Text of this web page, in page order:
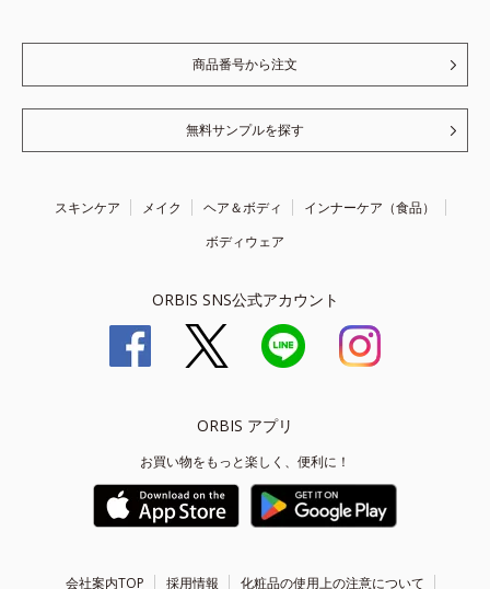
商品番号から注文
無料サンプルを探す
スキンケア メイク ヘア＆ボディ
インナーケア（食品）
ボディウェア
ORBIS SNS公式アカウント
ORBIS アプリ
お買い物をもっと楽しく、便利に！
会社案内TOP 採用情報 化粧品の使用上の注意について